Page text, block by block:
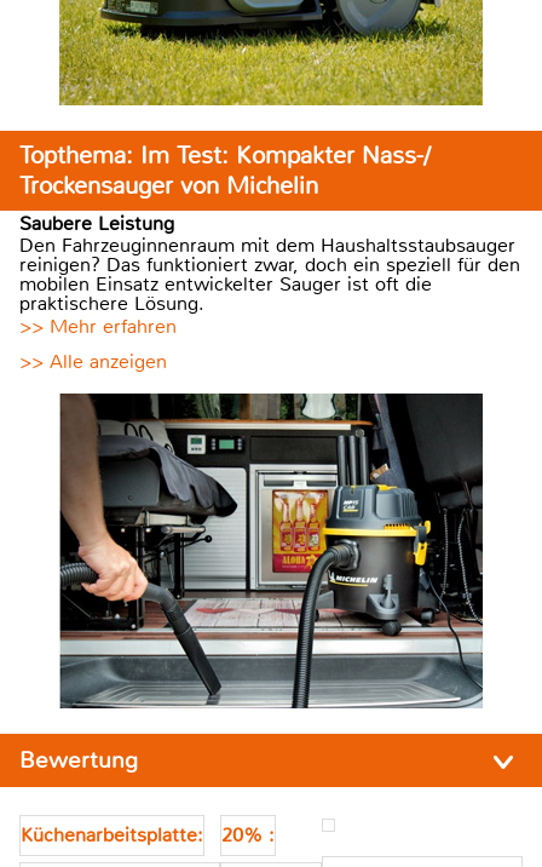
Topthema: Im Test: Kompakter Nass-/
Trockensauger von Michelin
Saubere Leistung
Den Fahrzeuginnenraum mit dem Haushaltsstaubsauger
reinigen? Das funktioniert zwar, doch ein speziell für den
mobilen Einsatz entwickelter Sauger ist oft die
praktischere Lösung.
>> Mehr erfahren
>> Alle anzeigen
Bewertung
Küchenarbeitsplatte:
20% :